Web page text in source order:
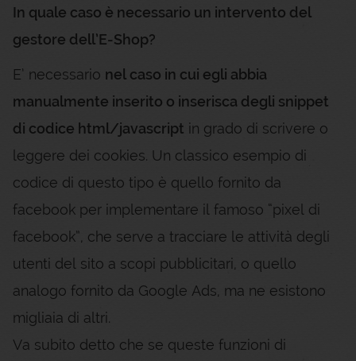
In quale caso è necessario un intervento del
gestore dell’E-Shop?
E’ necessario nel caso in cui egli abbia
manualmente inserito o inserisca degli snippet
di codice html/javascript in grado di scrivere o
leggere dei cookies. Un classico esempio di
codice di questo tipo è quello fornito da
facebook per implementare il famoso “pixel di
facebook”, che serve a tracciare le attività degli
utenti del sito a scopi pubblicitari, o quello
analogo fornito da Google Ads, ma ne esistono
migliaia di altri.
Va subito detto che se queste funzioni di